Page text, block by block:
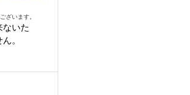
ざいます。
いた
。